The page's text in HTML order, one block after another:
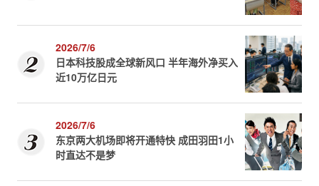
2026/7/6
日本科技股成全球新风口 半年海外净买入
近10万亿日元
2026/7/6
东京两大机场即将开通特快 成田羽田1小
时直达不是梦